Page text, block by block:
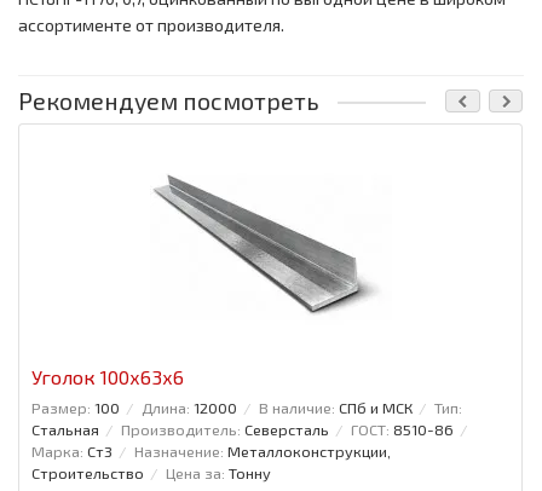
ассортименте от производителя.
Рекомендуем посмотреть
Уголок 100x63x6
Размер: 100 Длина: 12000 В наличие: СПб и МСК
Тип:
Стальная
Производитель: Северсталь ГОСТ: 8510-86
Марка: Ст3 Назначение: Металлоконструкции,
Строительство
Цена за: Тонну